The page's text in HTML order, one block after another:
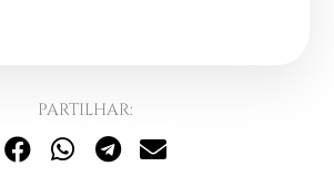
PARTILHAR: